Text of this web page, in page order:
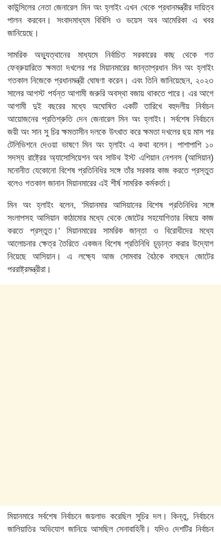
কাউন্সিলের নেতা জেনারেল মিন অং হ্লাইং এখন থেকে প্রধানমন্ত্রীর দায়িত্ব
পালন করবেন। সংবাদমাধ্যম বিবিসি ও ভয়েস অব আমেরিকা এ খবর
জানিয়েছে।
সামরিক অভ্যুত্থানের মাধ্যমে নির্বাচিত সরকারের কাছ থেকে গত
ফেব্রুয়ারিতে ক্ষমতা দখলের পর মিয়ানমারের জান্তাপ্রধান মিন অং হ্লাইং
গতকাল নিজেকে প্রধানমন্ত্রী ঘোষণা করেন। এবং তিনি জানিয়েছেন, ২০২৩
সালের আগস্ট পর্যন্ত আগামী জরুরি অবস্থা বজায় থাকতে পারে। এর আগে
আগামী দুই বছরের মধ্যে অঘোষিত একটি তারিখে বহুদলীয় নির্বাচন
আয়োজনের প্রতিশ্রুতি দেন জেনারেল মিন অং হ্লাইং। সর্বশেষ নির্বাচনে
জয়ী অং সান সু চির ক্ষমতাসীন দলকে উৎখাত করে ক্ষমতা দখলের ছয় মাস পর
টেলিভিশনে দেওয়া ভাষণে মিন অং হ্লাইং এ কথা বলেন। পাশাপাশি ১০
সদস্য রাষ্ট্রের অ্যাসোসিয়েশন অব সাউথ ইস্ট এশিয়ান নেশনস (আসিয়ান)
মনোনীত যেকোনো বিশেষ প্রতিনিধির সঙ্গে তাঁর সরকার কাজ করতে প্রস্তুত
বলেও গতকাল জানান মিয়ানমারের এই শীর্ষ সামরিক কর্মকর্তা।
মিন অং হ্লাইং বলেন, ‘মিয়ানমার আসিয়ানের বিশেষ প্রতিনিধির সঙ্গে
সংলাপসহ আসিয়ান কাঠামোর মধ্যে থেকে জোটের সহযোগিতার বিষয়ে কাজ
করতে প্রস্তুত।’ মিয়ানমারের সামরিক জান্তা ও বিরোধীদের মধ্যে
আলোচনার ক্ষেত্র তৈরিতে একজন বিশেষ প্রতিনিধি চূড়ান্ত করার উদ্যোগ
নিয়েছে আসিয়ান। এ লক্ষ্যে আজ সোমবার বৈঠকে বসছেন জোটের
পররাষ্ট্রমন্ত্রীরা।
মিয়ানমারে সর্বশেষ নির্বাচনে জয়লাভ করেছিল সুচির দল। কিন্তু, নির্বাচনে
জালিয়াতির অভিযোগ জানিয়ে আসছিল সেনাবাহিনী। যদিও দেশটির নির্বাচন